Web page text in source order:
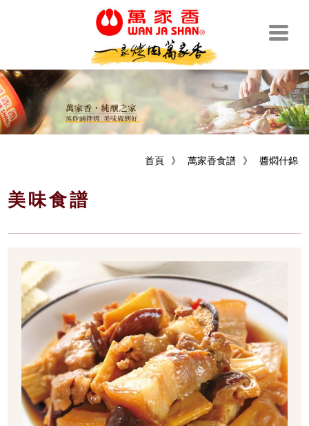
醬燜什錦
》
萬家香食譜
》
首頁
美味食譜